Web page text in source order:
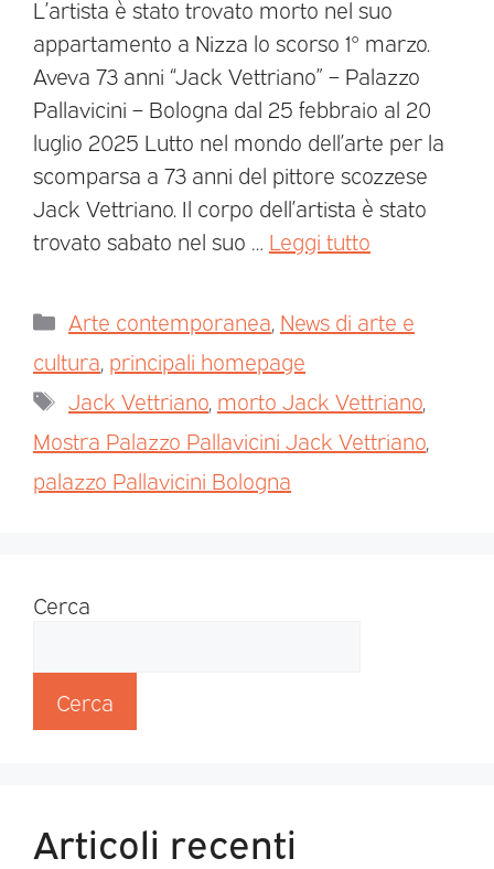
L’artista è stato trovato morto nel suo
appartamento a Nizza lo scorso 1° marzo.
Aveva 73 anni “Jack Vettriano” – Palazzo
Pallavicini – Bologna dal 25 febbraio al 20
luglio 2025 Lutto nel mondo dell’arte per la
scomparsa a 73 anni del pittore scozzese
Jack Vettriano. Il corpo dell’artista è stato
trovato sabato nel suo … Leggi tutto
Arte contemporanea News di arte e
cultura principali homepage
Jack Vettriano morto Jack Vettriano
Mostra Palazzo Pallavicini Jack Vettriano
palazzo Pallavicini Bologna
Cerca
Cerca
Articoli recenti